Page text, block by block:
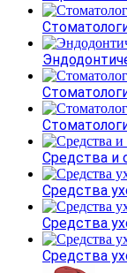
Средства и
Средства
Средства
Средства